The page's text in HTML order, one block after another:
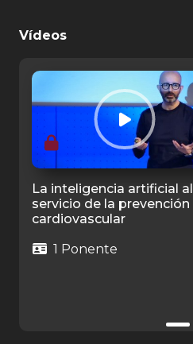
Vídeos
La inteligencia artificial al
servicio de la prevención
cardiovascular
1 Ponente